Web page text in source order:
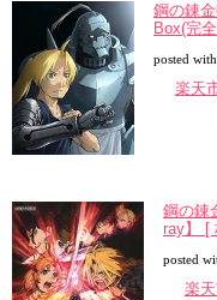
鋼の錬
Box(完
posted with
楽天
鋼の錬
ray】 [
posted
楽